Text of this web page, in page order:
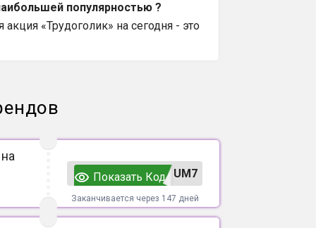
популярностью ?
«Трудоголик» на сегодня - это
UM7
Показать Код
Заканчивается через 147 дней